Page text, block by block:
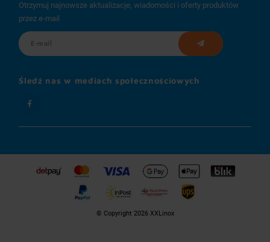
Otrzymuj najnowsze aktualizacje, wiadomości i oferty produktów
przez e-mail
Śledź nas w mediach społecznościowych
© Copyright 2026 XXLinox